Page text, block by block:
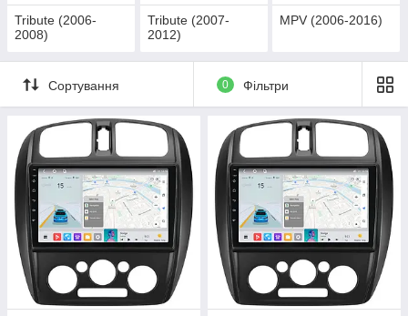
Tribute (2006-
2008)
Tribute (2007-
2012)
MPV (2006-2016)
Сортування 0 Фільтри